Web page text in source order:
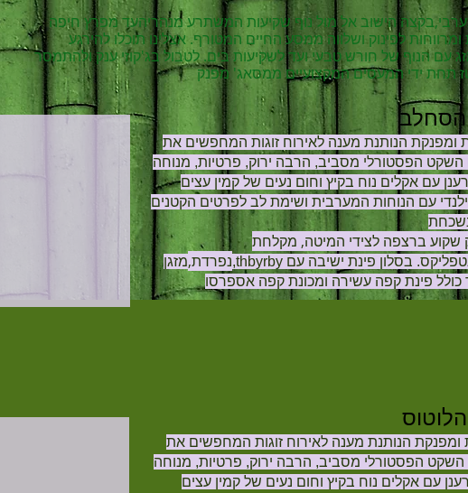
הישוב אל מול נוף שקיעות המשתרע מנהריהעד מפרץ חיפה
לפינוק ושלווה ממסע החיים המטורף. אצלינו תוכלו להירגע
עם הנוף של חורש טבעי ועד לשקיעות בים. לטבול בג'קוזי ענק ולהתמסר
הנותנת מענה לאירוח זוגות המחפשים את
הפסטורלי מסביב, הרבה ירוק, פרטיות, מנוחה
עם אקלים נוח בקיץ וחום נעים של קמין עצים
עם הנוחות המערבית ושימת לב לפרטים הקטנים
שקוע ברצפה לצידי המיטה, מקלחת
נפרדת,מזגן,thbyrby אינטרנט אלחוטי טלויזיה בכבלים נטפליקס. בסלון פינת ישיבה עם
הנותנת מענה לאירוח זוגות המחפשים את
הפסטורלי מסביב, הרבה ירוק, פרטיות, מנוחה
עם אקלים נוח בקיץ וחום נעים של קמין עצים